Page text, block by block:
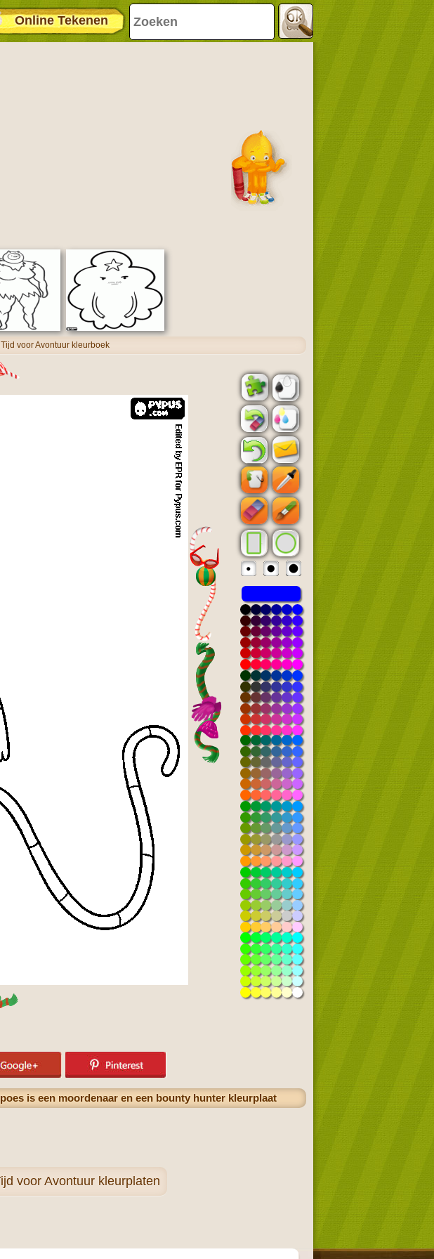
Online Tekenen
voor Avontuur kleurboek
is een moordenaar en een bounty hunter kleurplaat
voor Avontuur kleurplaten